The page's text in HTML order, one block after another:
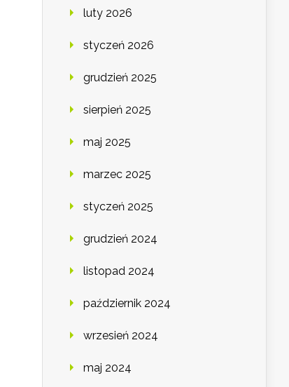
luty 2026
styczeń 2026
grudzień 2025
sierpień 2025
maj 2025
marzec 2025
styczeń 2025
grudzień 2024
listopad 2024
październik 2024
wrzesień 2024
maj 2024